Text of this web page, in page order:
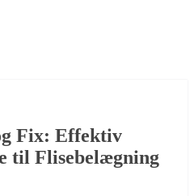
Fix: Effektiv
til Flisebelægning